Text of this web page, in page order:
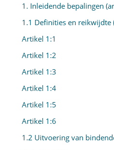
1. Inleidende bepalingen
1.1 Definities en reikwijdte
Artikel 1:1
Artikel 1:2
Artikel 1:3
Artikel 1:4
Artikel 1:5
Artikel 1:6
1.2 Uitvoering van